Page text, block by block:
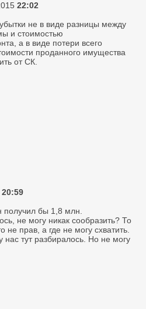
22:02
не в виде разницы между
и стоимостью
а в виде потери всего
проданного имущества
от СК.
20:59
получил бы 1,8 млн.
не могу никак сообразить? То
не прав, а где не могу схватить.
нас тут разбиралось. Но не могу